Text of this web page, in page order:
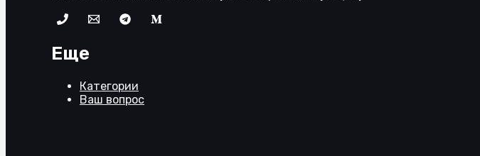
Еще
Категории
Ваш вопрос